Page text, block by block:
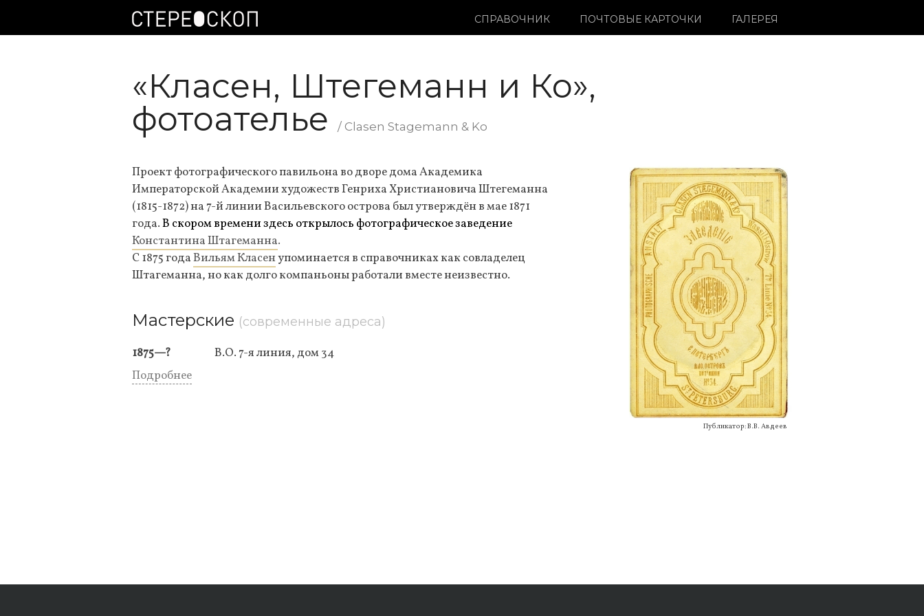
СПРАВОЧНИК ПОЧТОВЫЕ КАРТОЧКИ ГАЛЕРЕЯ
«Класен, Штегеманн и Ко»,
фотоателье
/ Clasen Stаgemann & Ko
Публикатор: В.В. Авдеев
Проект фотографического павильона во дворе дома Академика
Императорской Академии художеств Генриха Христиановича Штегеманна
(1815-1872) на 7-й линии Васильевского острова был утверждён в мае 1871
года.В скоромвремени здесь открылось фотографическое заведение
Константина Штагеманна.
С 1875 годаВильям Класенупоминается в справочниках как совладелец
Штагеманна, но как долго компаньоны работали вместе неизвестно.
Мастерские (современные адреса)
1875—?
В.О. 7-я линия, дом 34
Подробнее